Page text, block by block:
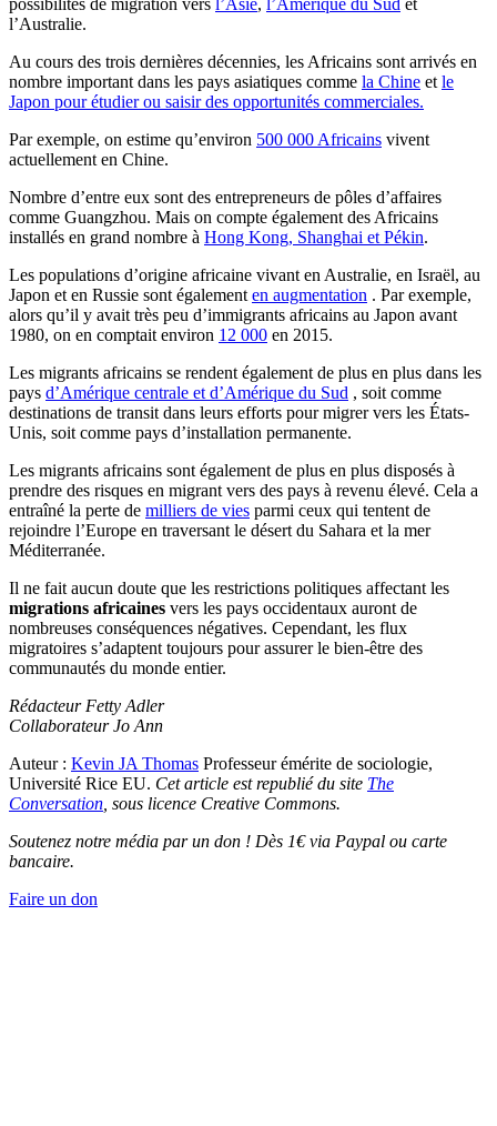
possibilités de migration vers l’Asie, l’Amérique du Sud et
l’Australie.
Au cours des trois dernières décennies, les Africains sont arrivés en
nombre important dans les pays asiatiques comme la Chine et le
Japon pour étudier ou saisir des opportunités commerciales.
Par exemple, on estime qu’environ 500 000 Africains vivent
actuellement en Chine.
Nombre d’entre eux sont des entrepreneurs de pôles d’affaires
comme Guangzhou. Mais on compte également des Africains
installés en grand nombre à Hong Kong, Shanghai et Pékin.
Les populations d’origine africaine vivant en Australie, en Israël, au
Japon et en Russie sont également en augmentation . Par exemple,
alors qu’il y avait très peu d’immigrants africains au Japon avant
1980, on en comptait environ 12 000 en 2015.
Les migrants africains se rendent également de plus en plus dans les
pays d’Amérique centrale et d’Amérique du Sud , soit comme
destinations de transit dans leurs efforts pour migrer vers les États-
Unis, soit comme pays d’installation permanente.
Les migrants africains sont également de plus en plus disposés à
prendre des risques en migrant vers des pays à revenu élevé. Cela a
entraîné la perte de milliers de vies parmi ceux qui tentent de
rejoindre l’Europe en traversant le désert du Sahara et la mer
Méditerranée.
Il ne fait aucun doute que les restrictions politiques affectant les
migrations africaines vers les pays occidentaux auront de
nombreuses conséquences négatives. Cependant, les flux
migratoires s’adaptent toujours pour assurer le bien-être des
communautés du monde entier.
Rédacteur Fetty Adler
Collaborateur Jo Ann
Auteur : Kevin JA Thomas Professeur émérite de sociologie,
Université Rice EU. Cet article est republié du site The
Conversation , sous licence Creative Commons.
Soutenez notre média par un don ! Dès 1€ via Paypal ou carte
bancaire.
Faire un don